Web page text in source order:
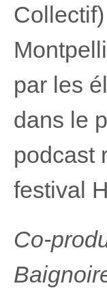
par les
dans le
podcast
festival
Co-